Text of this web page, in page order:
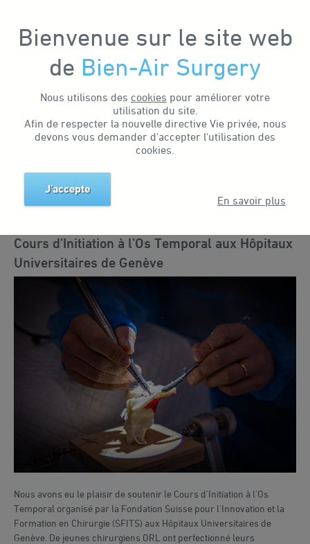
Bienvenue sur le site web
de Bien-Air Surgery
Nous utilisons des cookies pour améliorer votre
utilisation du site.
Afin de respecter la nouvelle directive Vie privée, nous
devons vous demander d'accepter l'utilisation des
cookies.
J'accepte
En savoir plus
Actualités & événements
Actualités
Cours d’Initiation à l’Os Temporal aux Hôpitaux Universitaires de Genève
Recherche par mot-clé
Business news Events
Cours d’Initiation à l’Os Temporal aux Hôpitaux
Universitaires de Genève
Nous avons eu le plaisir de soutenir le Cours d'Initiation à l'Os
Temporal organisé par la Fondation Suisse pour l'Innovation et la
Formation en Chirurgie (SFITS) aux Hôpitaux Universitaires de
Genève. De jeunes chirurgiens ORL ont perfectionné leurs